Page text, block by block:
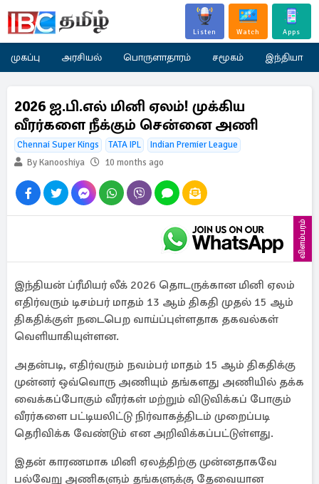
Listen Watch Apps
முகப்பு அரசியல் பொருளாதாரம் சமூகம் இந்தியா
2026 ஐ.பி.எல் மினி ஏலம்! முக்கிய
வீரர்களை நீக்கும் சென்னை அணி
Chennai Super Kings TATA IPL
Indian Premier League
By Kanooshiya
10 months ago
விளம்பரம்
இந்தியன் ப்ரீமியர் லீக் 2026 தொடருக்கான மினி ஏலம்
எதிர்வரும் டிசம்பர் மாதம் 13 ஆம் திகதி முதல் 15 ஆம்
திகதிக்குள் நடைபெற வாய்ப்புள்ளதாக தகவல்கள்
வெளியாகியுள்ளன.
அதன்படி, எதிர்வரும் நவம்பர் மாதம் 15 ஆம் திகதிக்கு
முன்னர் ஒவ்வொரு அணியும் தங்களது அணியில் தக்க
வைக்கப்போகும் வீரர்கள் மற்றும் விடுவிக்கப் போகும்
வீரர்களை பட்டியலிட்டு நிர்வாகத்திடம் முறைப்படி
தெரிவிக்க வேண்டும் என அறிவிக்கப்பட்டுள்ளது.
இதன் காரணமாக மினி ஏலத்திற்கு முன்னதாகவே
பல்வேறு அணிகளும் தங்களுக்கு தேவையான